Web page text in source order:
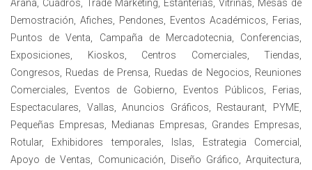
Araña, Cuadros, Trade Marketing, Estanterías, Vitrinas, Mesas de
Demostración, Afiches, Pendones, Eventos Académicos, Ferias,
Puntos de Venta, Campaña de Mercadotecnia, Conferencias,
Exposiciones, Kioskos, Centros Comerciales, Tiendas,
Congresos, Ruedas de Prensa, Ruedas de Negocios, Reuniones
Comerciales, Eventos de Gobierno, Eventos Públicos, Ferias,
Espectaculares, Vallas, Anuncios Gráficos, Restaurant, PYME,
Pequeñas Empresas, Medianas Empresas, Grandes Empresas,
Rotular, Exhibidores temporales, Islas, Estrategia Comercial,
Apoyo de Ventas, Comunicación, Diseño Gráfico, Arquitectura,